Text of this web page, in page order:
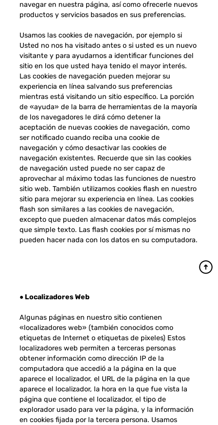
navegar en nuestra página, así como ofrecerle nuevos
productos y servicios basados en sus preferencias.
Usamos las cookies de navegación, por ejemplo si
Usted no nos ha visitado antes o si usted es un nuevo
visitante y para ayudarnos a identificar funciones del
sitio en los que usted haya tenido el mayor interés.
Las cookies de navegación pueden mejorar su
experiencia en línea salvando sus preferencias
mientras está visitando un sitio específico. La porción
de «ayuda» de la barra de herramientas de la mayoría
de los navegadores le dirá cómo detener la
aceptación de nuevas cookies de navegación, como
ser notificado cuando reciba una cookie de
navegación y cómo desactivar las cookies de
navegación existentes. Recuerde que sin las cookies
de navegación usted puede no ser capaz de
aprovechar al máximo todas las funciones de nuestro
sitio web. También utilizamos cookies flash en nuestro
sitio para mejorar su experiencia en línea. Las cookies
flash son similares a las cookies de navegación,
excepto que pueden almacenar datos más complejos
que simple texto. Las flash cookies por sí mismas no
pueden hacer nada con los datos en su computadora.
● Localizadores Web
Algunas páginas en nuestro sitio contienen
«localizadores web» (también conocidos como
etiquetas de Internet o etiquetas de pixeles) Estos
localizadores web permiten a terceras personas
obtener información como dirección IP de la
computadora que accedió a la página en la que
aparece el localizador, el URL de la página en la que
aparece el localizador, la hora en la que fue vista la
página que contiene el localizador, el tipo de
explorador usado para ver la página, y la información
en cookies fijada por la tercera persona. Usamos